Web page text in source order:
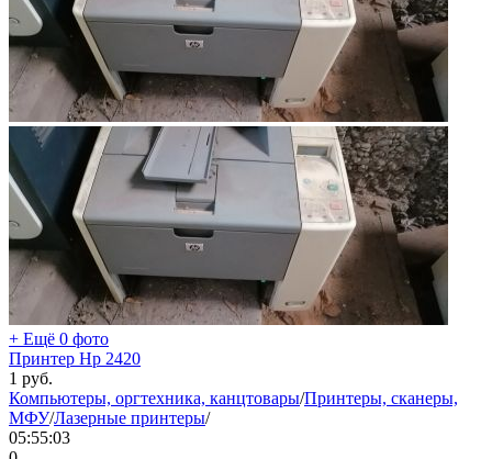
+ Ещё 0 фото
Принтер Hp 2420
1 руб.
Компьютеры, оргтехника, канцтовары/Принтеры, сканеры,
МФУ/Лазерные принтеры/
05:55:03